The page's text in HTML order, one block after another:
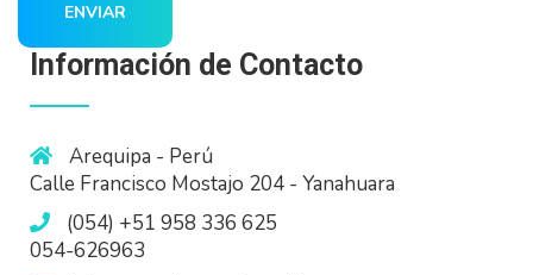
ENVIAR
Información de Contacto
Arequipa - Perú
Calle Francisco Mostajo 204 - Yanahuara
(054) +51 958 336 625
054-626963